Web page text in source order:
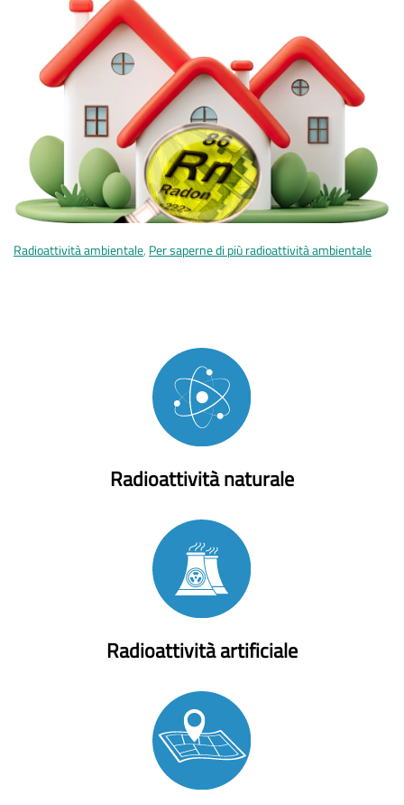
Radioattività ambientale, Per saperne di più radioattività ambientale
Radioattività naturale
Radioattività artificiale